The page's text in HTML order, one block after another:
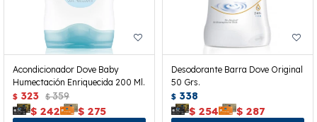
Acondicionador Dove Baby
Humectación Enriquecida 200 Ml.
$ 323 $ 359
$ 242 $ 275
Desodorante Barra Dove Original
50 Grs.
$ 338
$ 254 $ 287